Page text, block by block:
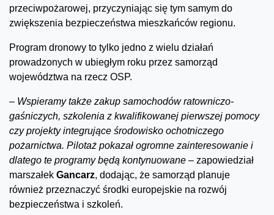
przeciwpożarowej, przyczyniając się tym samym do
zwiększenia bezpieczeństwa mieszkańców regionu.
Program dronowy to tylko jedno z wielu działań
prowadzonych w ubiegłym roku przez samorząd
województwa na rzecz OSP.
– Wspieramy także zakup samochodów ratowniczo-
gaśniczych, szkolenia z kwalifikowanej pierwszej pomocy
czy projekty integrujące środowisko ochotniczego
pożarnictwa. Pilotaż pokazał ogromne zainteresowanie i
dlatego te programy będą kontynuowane – zapowiedział
marszałek Gancarz, dodając, że samorząd planuje
również przeznaczyć środki europejskie na rozwój
bezpieczeństwa i szkoleń.